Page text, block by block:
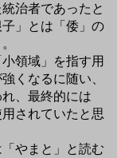
治者であったと
」とは「倭」の
領域」を指す用
くなるに随い、
、最終的には
されていたと思
やまと」と読む